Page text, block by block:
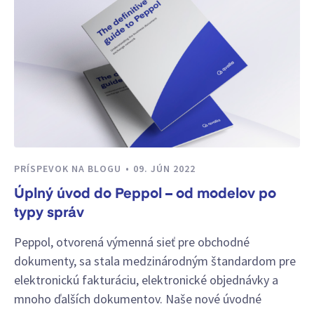
PRÍSPEVOK NA BLOGU 09. JÚN 2022
Úplný úvod do Peppol – od modelov po
typy správ
Peppol, otvorená výmenná sieť pre obchodné
dokumenty, sa stala medzinárodným štandardom pre
elektronickú fakturáciu, elektronické objednávky a
mnoho ďalších dokumentov. Naše nové úvodné